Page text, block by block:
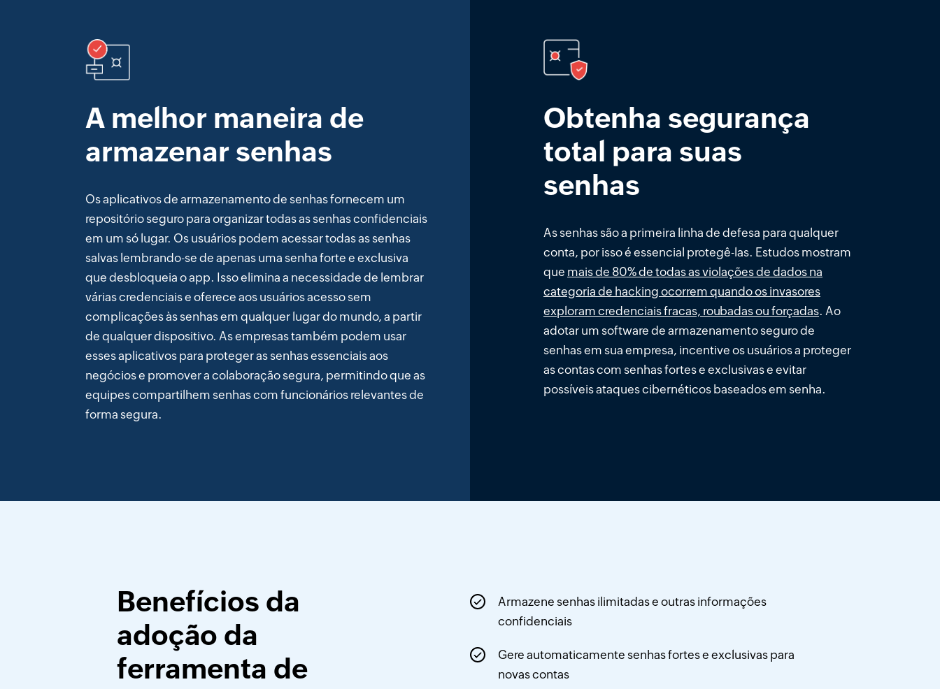
A melhor maneira de
armazenar senhas
Os aplicativos de armazenamento de senhas fornecem um
repositório seguro para organizar todas as senhas confidenciais
em um só lugar. Os usuários podem acessar todas as senhas
salvas lembrando-se de apenas uma senha forte e exclusiva
que desbloqueia o app. Isso elimina a necessidade de lembrar
várias credenciais e oferece aos usuários acesso sem
complicações às senhas em qualquer lugar do mundo, a partir
de qualquer dispositivo. As empresas também podem usar
esses aplicativos para proteger as senhas essenciais aos
negócios e promover a colaboração segura, permitindo que as
equipes compartilhem senhas com funcionários relevantes de
forma segura.
Obtenha segurança
total para suas
senhas
As senhas são a primeira linha de defesa para qualquer
conta, por isso é essencial protegê-las. Estudos mostram
que mais de 80% de todas as violações de dados na
categoria de hacking ocorrem quando os invasores
exploram credenciais fracas, roubadas ou forçadas. Ao
adotar um software de armazenamento seguro de
senhas em sua empresa, incentive os usuários a proteger
as contas com senhas fortes e exclusivas e evitar
possíveis ataques cibernéticos baseados em senha.
Benefícios da
adoção da
ferramenta de
Armazene senhas ilimitadas e outras informações
confidenciais
Gere automaticamente senhas fortes e exclusivas para
novas contas